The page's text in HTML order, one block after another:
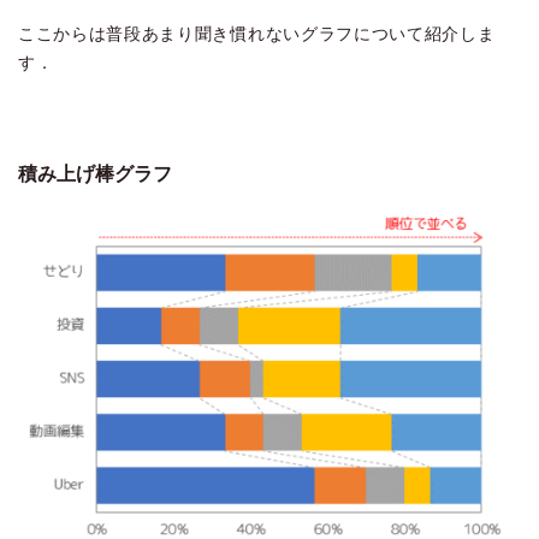
ここからは普段あまり聞き慣れないグラフについて紹介しま
す．
積み上げ棒グラフ